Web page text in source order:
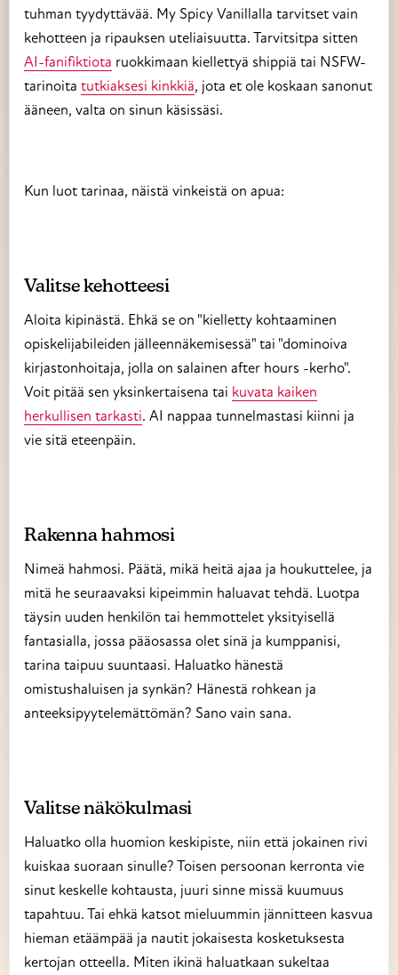
tuhman tyydyttävää. My Spicy Vanillalla tarvitset vain
kehotteen ja ripauksen uteliaisuutta. Tarvitsitpa sitten
AI-fanifiktiota ruokkimaan kiellettyä shippiä tai NSFW-
tarinoita tutkiaksesi kinkkiä, jota et ole koskaan sanonut
ääneen, valta on sinun käsissäsi.
Kun luot tarinaa, näistä vinkeistä on apua:
Valitse kehotteesi
Aloita kipinästä. Ehkä se on "kielletty kohtaaminen
opiskelijabileiden jälleennäkemisessä" tai "dominoiva
kirjastonhoitaja, jolla on salainen after hours -kerho".
Voit pitää sen yksinkertaisena tai kuvata kaiken
herkullisen tarkasti. AI nappaa tunnelmastasi kiinni ja
vie sitä eteenpäin.
Rakenna hahmosi
Nimeä hahmosi. Päätä, mikä heitä ajaa ja houkuttelee, ja
mitä he seuraavaksi kipeimmin haluavat tehdä. Luotpa
täysin uuden henkilön tai hemmottelet yksityisellä
fantasialla, jossa pääosassa olet sinä ja kumppanisi,
tarina taipuu suuntaasi. Haluatko hänestä
omistushaluisen ja synkän? Hänestä rohkean ja
anteeksipyytelemättömän? Sano vain sana.
Valitse näkökulmasi
Haluatko olla huomion keskipiste, niin että jokainen rivi
kuiskaa suoraan sinulle? Toisen persoonan kerronta vie
sinut keskelle kohtausta, juuri sinne missä kuumuus
tapahtuu. Tai ehkä katsot mieluummin jännitteen kasvua
hieman etäämpää ja nautit jokaisesta kosketuksesta
kertojan otteella. Miten ikinä haluatkaan sukeltaa